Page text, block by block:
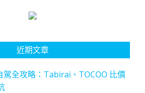
近期文章
駕全攻略：Tabirai、TOCOO 比價